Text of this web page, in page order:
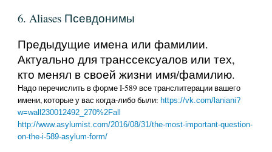
6. Aliases Псевдонимы
Предыдущие имена или фамилии.
Актуально для транссексуалов или тех,
кто менял в своей жизни имя/фамилию.
Надо перечислить в форме I-589 все транслитерации вашего
имени, которые у вас когда-либо были:https://vk.com/laniani?
w=wall230012492_270%2Fall
http://www.asylumist.com/2016/08/31/the-most-important-question-
on-the-i-589-asylum-form/